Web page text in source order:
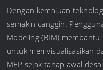
Dengan kemajuan
semakin canggih.
Modeling (BIM)
untuk memvisualisasikan
MEP sejak tahap awal